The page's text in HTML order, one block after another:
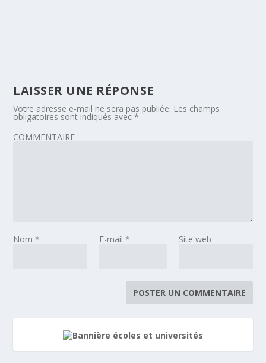
LAISSER UNE RÉPONSE
Votre adresse e-mail ne sera pas publiée. Les champs
obligatoires sont indiqués avec*
COMMENTAIRE
Nom* E-mail * Site web